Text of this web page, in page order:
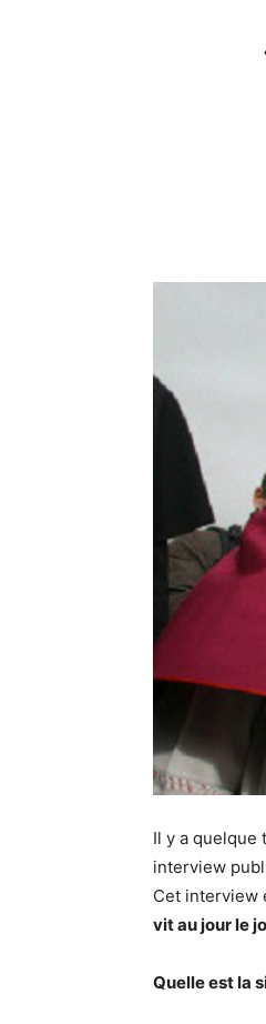
Il y a quelque
interview
Cet interview
vit au jour le
Quelle est la